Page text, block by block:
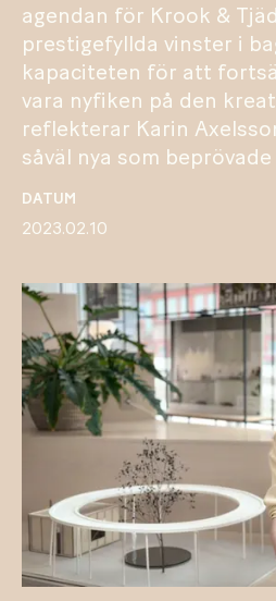
DATUM
2023.02.10
agendan för Krook &
prestigefyllda vinster i
kapaciteten för att
vara nyfiken på den
reflekterar Karin
såväl nya som